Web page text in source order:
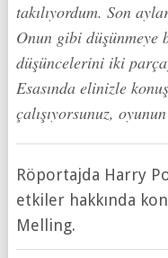
takılıyordum. Son
Onun gibi düşünmeye
düşüncelerini iki
Esasında elinizle
çalışıyorsunuz,
Röportajda Harry
etkiler hakkında
Melling.